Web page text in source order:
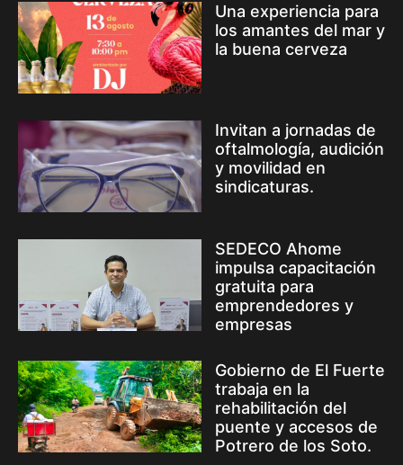
Una experiencia para
los amantes del mar y
la buena cerveza
Invitan a jornadas de
oftalmología, audición
y movilidad en
sindicaturas.
SEDECO Ahome
impulsa capacitación
gratuita para
emprendedores y
empresas
Gobierno de El Fuerte
trabaja en la
rehabilitación del
puente y accesos de
Potrero de los Soto.